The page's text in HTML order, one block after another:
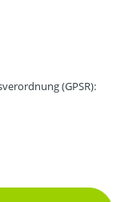
(GPSR):